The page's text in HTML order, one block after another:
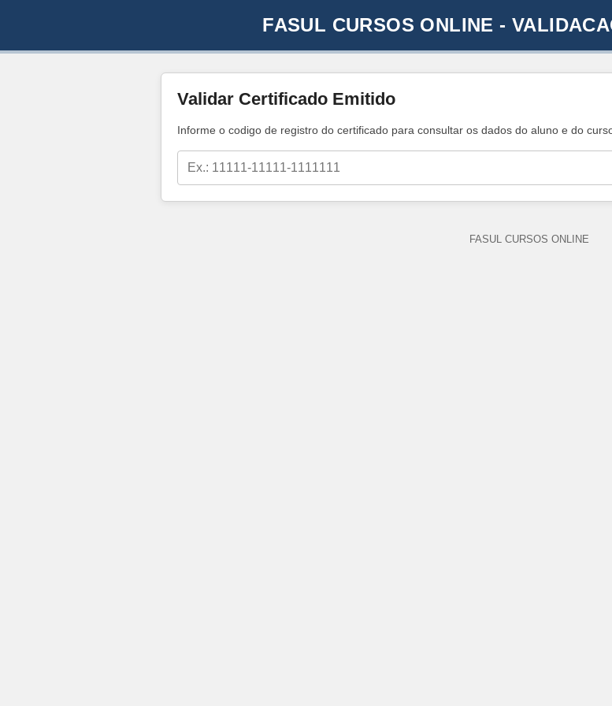
FASUL CURSOS ONLINE -
Validar Certificado Emitido
Informe o codigo de registro do certificado para consultar os dados do aluno e do
FASUL CURSOS ONLINE